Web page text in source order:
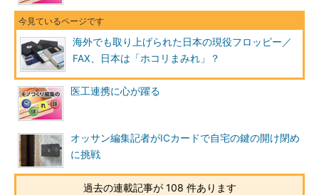
海外でも取り上げられた日本の現役フロッピー／
FAX、日本は「ホコリまみれ」？
医工連携に心が躍る
オッサン編集記者がICカードで自宅の鍵の開け閉め
に挑戦
過去の連載記事が 108 件あります